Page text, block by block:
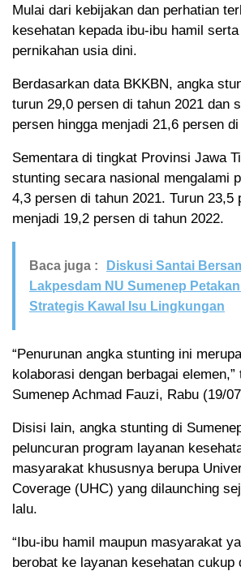
Mulai dari kebijakan dan perhatian
kesehatan kepada ibu-ibu hamil
pernikahan usia dini.
Berdasarkan data BKKBN, angka
turun 29,0 persen di tahun 2021 dan
persen hingga menjadi 21,6 persen
Sementara di tingkat Provinsi Jawa
stunting secara nasional mengalami
4,3 persen di tahun 2021. Turun 23,5
menjadi 19,2 persen di tahun 2022.
Baca juga :
Diskusi Santai
Lakpesdam NU Sumenep
Strategis Kawal Isu Lingkungan
“Penurunan angka stunting ini
kolaborasi dengan berbagai elemen,”
Sumenep Achmad Fauzi, Rabu (19/
Disisi lain, angka stunting di
peluncuran program layanan
masyarakat khususnya berupa
Coverage (UHC) yang dilaunching
lalu.
“Ibu-ibu hamil maupun masyarakat
berobat ke layanan kesehatan cukup